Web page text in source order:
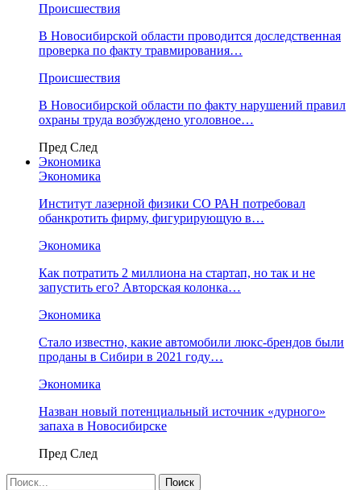
Происшествия
В Новосибирской области проводится доследственная
проверка по факту травмирования…
Происшествия
В Новосибирской области по факту нарушений правил
охраны труда возбуждено уголовное…
Пред След
Экономика
Экономика
Институт лазерной физики СО РАН потребовал
обанкротить фирму, фигурирующую в…
Экономика
Как потратить 2 миллиона на стартап, но так и не
запустить его? Авторская колонка…
Экономика
Стало известно, какие автомобили люкс-брендов были
проданы в Сибири в 2021 году…
Экономика
Назван новый потенциальный источник «дурного»
запаха в Новосибирске
Пред След